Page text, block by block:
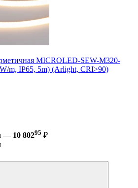
MICROLED-SEW-M320-
m, IP65, 5m) (Arlight, CRI>90)
— 10 80295 ₽